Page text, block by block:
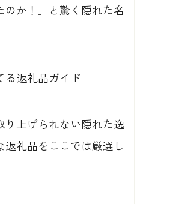
か！」と驚く隠れた名
る返礼品ガイド
り上げられない隠れた逸
礼品をここでは厳選し